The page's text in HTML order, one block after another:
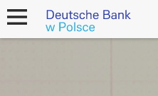
open